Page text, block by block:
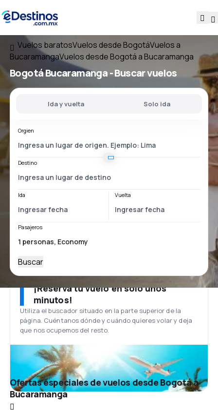
Vuelos baratosVuelos desde BogotáVuelos a
BucaramangaVuelos desde Bogotá a Bucaramanga
Bogotá Bucaramanga- Buscar vuelos
Ida y vuelta Solo ida
Orgien
Destino
Ida Vuelta
Pasajeros
Buscar
¡Reserva tu vuelo en solo unos
minutos!
Utiliza el buscador situado en la parte superior de la
página. Cuéntanos dónde y cuándo quieres volar y deja
que nos ocupemos del resto.
Ofertas especiales de vuelos desde Bogotá a
Bucaramanga